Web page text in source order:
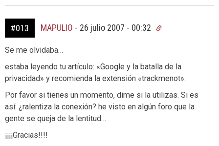
#013 MAPULIO - 26 julio 2007 - 00:32
Se me olvidaba…
estaba leyendo tu artículo: «Google y la batalla de la
privacidad» y recomienda la extensión «trackmenot».
Por favor si tienes un momento, dime si la utilizas. Si es
así: ¿ralentiza la conexión? he visto en algún foro que la
gente se queja de la lentitud…
¡¡¡¡Gracias!!!!